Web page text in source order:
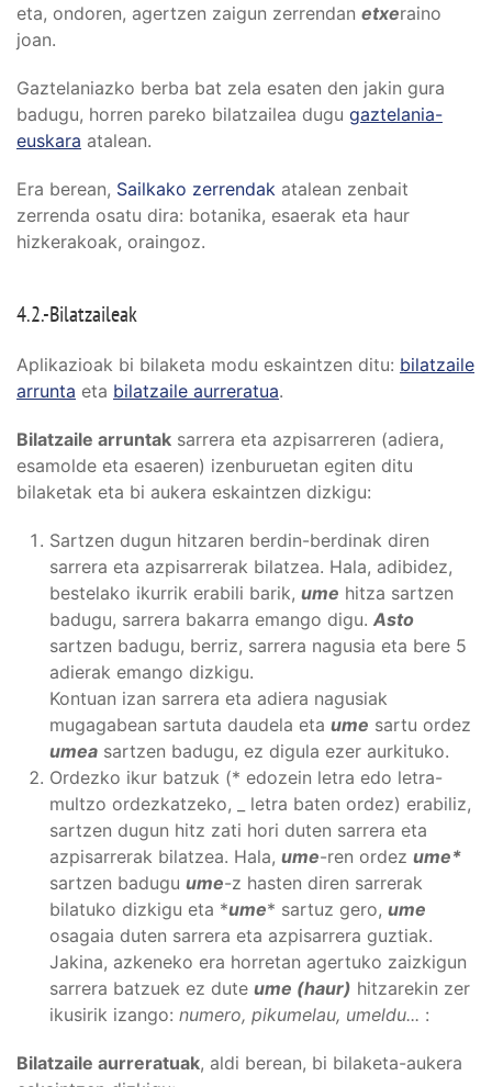
eta, ondoren, agertzen zaigun zerrendan etxeraino
joan.
Gaztelaniazko berba bat zela esaten den jakin gura
badugu, horren pareko bilatzailea dugu gaztelania-
euskara atalean.
Era berean, Sailkako zerrendak atalean zenbait
zerrenda osatu dira: botanika, esaerak eta haur
hizkerakoak, oraingoz.
4.2.-Bilatzaileak
Aplikazioak bi bilaketa modu eskaintzen ditu: bilatzaile
arrunta eta bilatzaile aurreratua.
Bilatzaile arruntak sarrera eta azpisarreren (adiera,
esamolde eta esaeren) izenburuetan egiten ditu
bilaketak eta bi aukera eskaintzen dizkigu:
Sartzen dugun hitzaren berdin-berdinak diren
sarrera eta azpisarrerak bilatzea. Hala, adibidez,
bestelako ikurrik erabili barik, ume hitza sartzen
badugu, sarrera bakarra emango digu. Asto
sartzen badugu, berriz, sarrera nagusia eta bere 5
adierak emango dizkigu.
Kontuan izan sarrera eta adiera nagusiak
mugagabean sartuta daudela eta ume sartu ordez
umea sartzen badugu, ez digula ezer aurkituko.
Ordezko ikur batzuk (* edozein letra edo letra-
multzo ordezkatzeko, _ letra baten ordez) erabiliz,
sartzen dugun hitz zati hori duten sarrera eta
azpisarrerak bilatzea. Hala, ume-ren ordez ume*
sartzen badugu ume-z hasten diren sarrerak
bilatuko dizkigu eta *ume* sartuz gero, ume
osagaia duten sarrera eta azpisarrera guztiak.
Jakina, azkeneko era horretan agertuko zaizkigun
sarrera batzuek ez dute ume (haur) hitzarekin zer
ikusirik izango: numero, pikumelau, umeldu... :
Bilatzaile aurreratuak, aldi berean, bi bilaketa-aukera